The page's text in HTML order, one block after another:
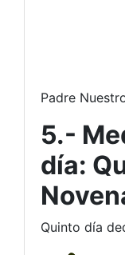
Padre
5.-
día:
Quinto día